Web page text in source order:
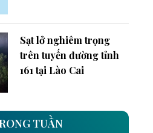
Sạt lở nghiêm trọng
trên tuyến đường tỉnh
161 tại Lào Cai
TUẦN